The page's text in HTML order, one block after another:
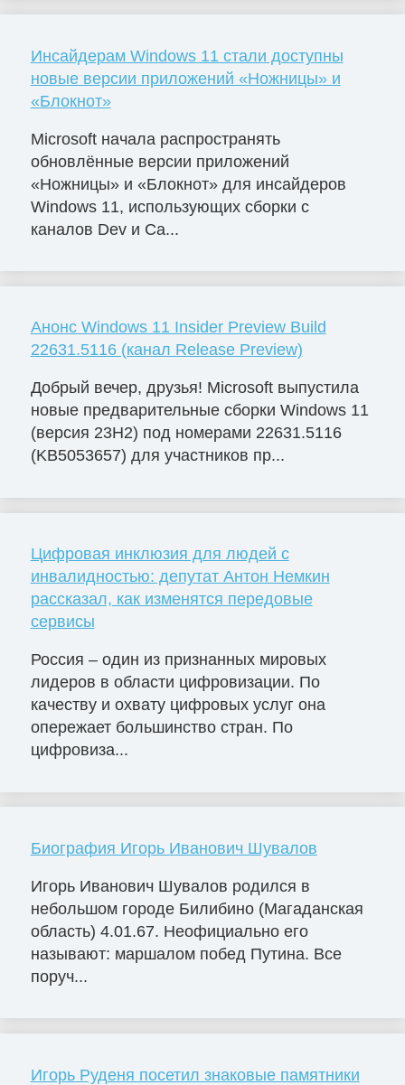
Инсайдерам Windows 11 стали доступны
новые версии приложений «Ножницы» и
«Блокнот»
Microsoft начала распространять
обновлённые версии приложений
«Ножницы» и «Блокнот» для инсайдеров
Windows 11, использующих сборки с
каналов Dev и Ca...
Анонс Windows 11 Insider Preview Build
22631.5116 (канал Release Preview)
Добрый вечер, друзья! Microsoft выпустила
новые предварительные сборки Windows 11
(версия 23H2) под номерами 22631.5116
(KB5053657) для участников пр...
Цифровая инклюзия для людей с
инвалидностью: депутат Антон Немкин
рассказал, как изменятся передовые
сервисы
Россия – один из признанных мировых
лидеров в области цифровизации. По
качеству и охвату цифровых услуг она
опережает большинство стран. По
цифровиза...
Биография Игорь Иванович Шувалов
Игорь Иванович Шувалов родился в
небольшом городе Билибино (Магаданская
область) 4.01.67. Неофициально его
называют: маршалом побед Путина. Все
поруч...
Игорь Руденя посетил знаковые памятники